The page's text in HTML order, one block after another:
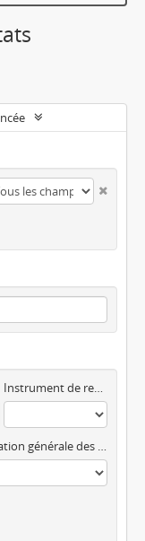
Instrument de recherche
Dénomination générale des documents